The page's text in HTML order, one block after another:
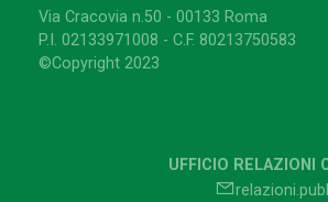
Via Cracovia n.50 - 00133 Roma
P.I. 02133971008 - C.F. 80213750583
©Copyright 2023
UFFICIO RELAZIONI